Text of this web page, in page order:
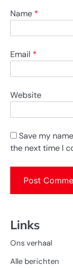
Name *
Email *
Website
Save my
the next time I
Links
Ons verhaal
Alle berichten